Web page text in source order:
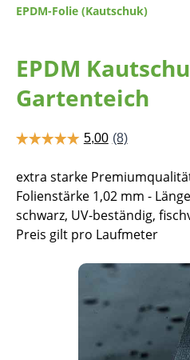
EPDM-Folie (Kautschuk)
EPDM
Gartenteich
extra starke
Folienstärke 1,02 mm -
schwarz, UV-beständig,
Preis gilt pro Laufmeter